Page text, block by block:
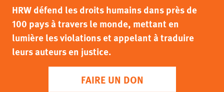
HRW défend les droits humains dans près de
100 pays à travers le monde, mettant en
lumière les violations et appelant à traduire
leurs auteurs en justice.
FAIRE UN DON